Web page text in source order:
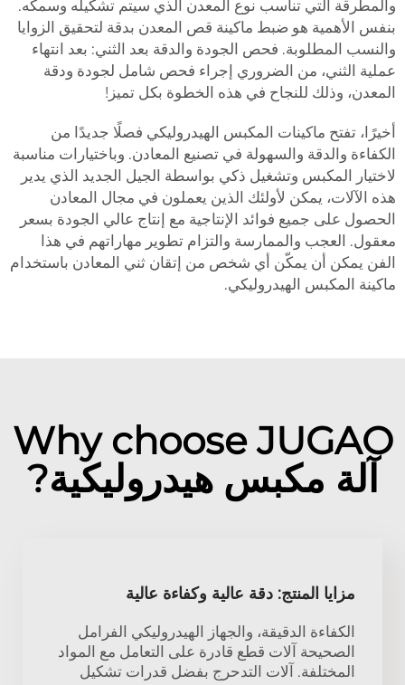
والمطرقة التي تناسب نوع المعدن الذي سيتم تشكيله وسمكه.
بنفس الأهمية هو ضبط ماكينة قص المعدن بدقة لتحقيق الزوايا
والنسب المطلوبة. فحص الجودة والدقة بعد الثني: بعد انتهاء
عملية الثني، من الضروري إجراء فحص شامل لجودة ودقة
المعدن، وذلك للنجاح في هذه الخطوة بكل تميز!
أخيرًا، تفتح ماكينات المكبس الهيدروليكي فصلًا جديدًا من
الكفاءة والدقة والسهولة في تصنيع المعادن. وباختيارات مناسبة
لاختيار المكبس وتشغيل ذكي بواسطة الجيل الجديد الذي يدير
هذه الآلات، يمكن لأولئك الذين يعملون في مجال المعادن
الحصول على جميع فوائد الإنتاجية مع إنتاج عالي الجودة بسعر
معقول. العجب والممارسة والتزام تطوير مهاراتهم في هذا
الفن يمكن أن يمكّن أي شخص من إتقان ثني المعادن باستخدام
ماكينة المكبس الهيدروليكي.
Why choose JUGAO
آلة مكبس هيدروليكية?
مزايا المنتج: دقة عالية وكفاءة عالية
الكفاءة الدقيقة، والجهاز الهيدروليكي الفرامل
الصحيحة آلات قطع قادرة على التعامل مع المواد
المختلفة. آلات التدحرج بفضل قدرات تشكيل